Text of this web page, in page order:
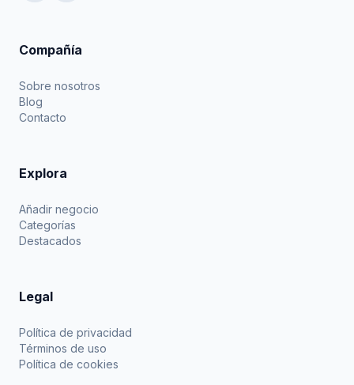
Compañía
Sobre nosotros
Blog
Contacto
Explora
Añadir negocio
Categorías
Destacados
Legal
Política de privacidad
Términos de uso
Política de cookies